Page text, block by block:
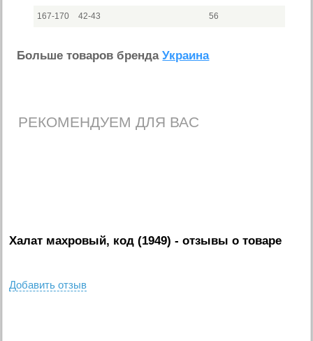
167-170 42-43 56
Больше товаров брендаУкраина
РЕКОМЕНДУЕМ ДЛЯ ВАС
Халат махровый, код (1949) - отзывы о товаре
Добавить отзыв